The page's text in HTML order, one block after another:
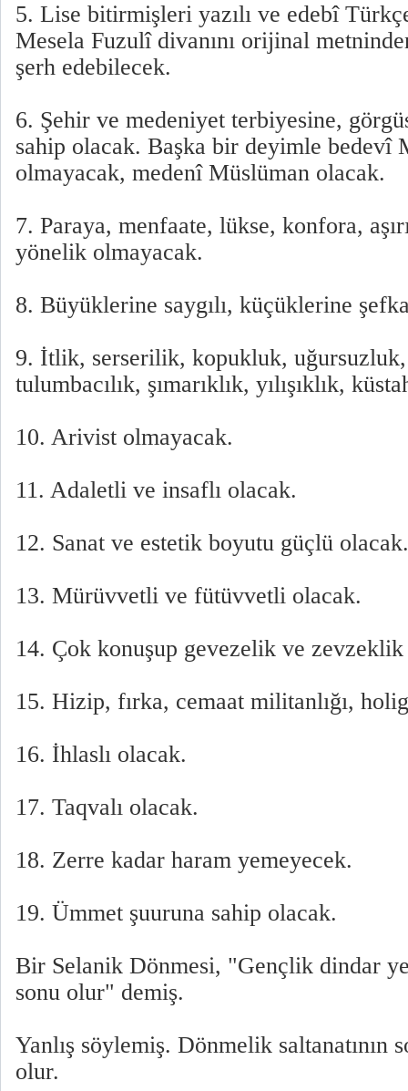
5. Lise bitirmişleri yazılı ve edebî
Mesela Fuzulî divanını orijinal
şerh edebilecek.
6. Şehir ve medeniyet terbiyesine,
sahip olacak. Başka bir deyimle bedevî
olmayacak, medenî Müslüman olacak.
7. Paraya, menfaate, lükse, konfora,
yönelik olmayacak.
8. Büyüklerine saygılı, küçüklerine
9. İtlik, serserilik, kopukluk,
tulumbacılık, şımarıklık, yılışıklık,
10. Arivist olmayacak.
11. Adaletli ve insaflı olacak.
12. Sanat ve estetik boyutu güçlü olacak.
13. Mürüvvetli ve fütüvvetli olacak.
14. Çok konuşup gevezelik ve
15. Hizip, fırka, cemaat militanlığı,
16. İhlaslı olacak.
17. Taqvalı olacak.
18. Zerre kadar haram yemeyecek.
19. Ümmet şuuruna sahip olacak.
Bir Selanik Dönmesi, "Gençlik dindar
sonu olur" demiş.
Yanlış söylemiş. Dönmelik saltanatının
olur.